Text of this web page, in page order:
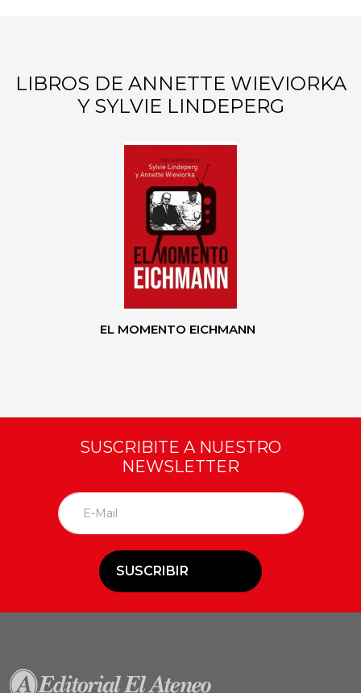
LIBROS DE ANNETTE WIEVIORKA
Y SYLVIE LINDEPERG
EL MOMENTO EICHMANN
SUSCRIBITE A NUESTRO
NEWSLETTER
SUSCRIBIR